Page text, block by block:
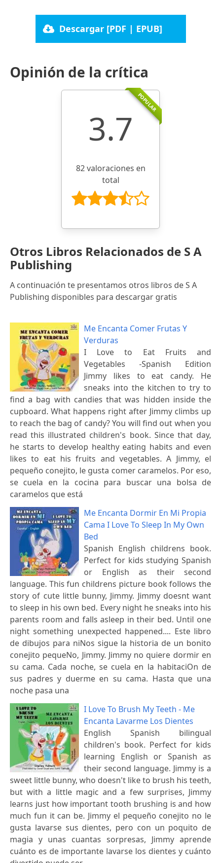
Descargar [PDF | EPUB]
Opinión de la crítica
POPULAR
3.7
82 valoraciones en
total
Otros Libros Relacionados de S A
Publishing
A continuación te presentamos otros libros de S A
Publishing disponibles para descargar gratis
Me Encanta Comer Frutas Y
Verduras
I Love to Eat Fruits and
Vegetables -Spanish Edition
Jimmy likes to eat candy. He
sneaks into the kitchen to try to
find a bag with candies that was hidden inside the
cupboard. What happens right after Jimmy climbs up
to reach the bag of candy? You will find out when you
read this illustrated children's book. Since that day,
he starts to develop healthy eating habits and even
likes to eat his fruits and vegetables. A Jimmy, el
pequeño conejito, le gusta comer caramelos. Por eso,
se cuela en la cocina para buscar una bolsa de
caramelos que está
Me Encanta Dormir En Mi Propia
Cama I Love To Sleep In My Own
Bed
Spanish English childrens book.
Perfect for kids studying Spanish
or English as their second
language. This fun childrens picture book follows the
story of cute little bunny, Jimmy. Jimmy doesnt want
to sleep in his own bed. Every night he sneaks into his
parents room and falls asleep in their bed. Until one
night something unexpected happened.... Este libro
de dibujos para niNos sigue la historia de un bonito
conejito pequeNo, Jimmy. Jimmy no quiere dormir en
su cama. Cada noche, se cuela en la habitaciOn de
sus padres y duerme en su cama. Hasta que una
noche pasa una
I Love To Brush My Teeth - Me
Encanta Lavarme Los Dientes
English Spanish bilingual
children's book. Perfect for kids
learning English or Spanish as
their second language. Jimmy is a
sweet little bunny, who doesn't like to brush his teeth,
but with a little magic and a few surprises, Jimmy
learns just how important tooth brushing is and how
much fun it can be. Jimmy el pequeño conejito no le
gusta lavarse sus dientes, pero con un poquito de
magia y unas cuantas sorpresas, Jimmy aprende
cuánto es de importante lavarse los dientes y cuánto